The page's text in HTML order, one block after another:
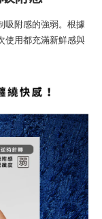
吸附感的強弱。根據
使用都充滿新鮮感與